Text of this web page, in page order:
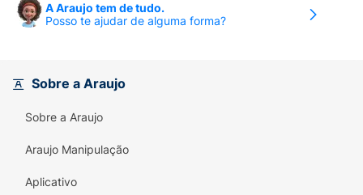
A Araujo tem de tudo.
Posso te ajudar de alguma forma?
Sobre a Araujo
Sobre a Araujo
Araujo Manipulação
Aplicativo